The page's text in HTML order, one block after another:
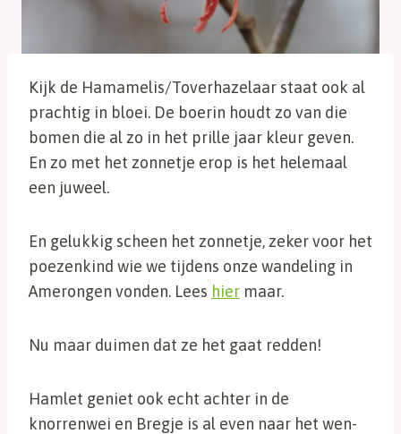
Kijk de Hamamelis/Toverhazelaar staat ook al
prachtig in bloei. De boerin houdt zo van die
bomen die al zo in het prille jaar kleur geven.
En zo met het zonnetje erop is het helemaal
een juweel.
En gelukkig scheen het zonnetje, zeker voor het
poezenkind wie we tijdens onze wandeling in
Amerongen vonden. Lees hier maar.
Nu maar duimen dat ze het gaat redden!
Hamlet geniet ook echt achter in de
knorrenwei en Bregje is al even naar het wen-